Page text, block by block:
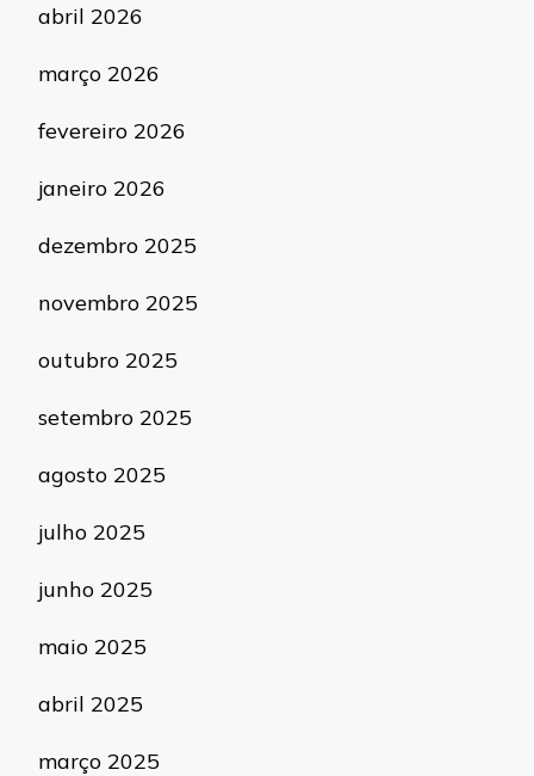
abril 2026
março 2026
fevereiro 2026
janeiro 2026
dezembro 2025
novembro 2025
outubro 2025
setembro 2025
agosto 2025
julho 2025
junho 2025
maio 2025
abril 2025
março 2025